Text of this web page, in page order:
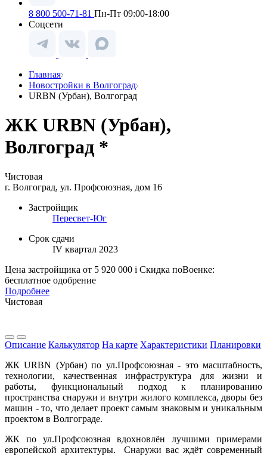
8 800 500-71-81 Пн-Пт 09:00-18:00
Соцсети
Главная
Новостройки в Волгоград
URBN (Урбан), Волгоград
ЖК URBN (Урбан),
Волгоград *
Чистовая
г. Волгоград, ул. Профсоюзная, дом 16
Застройщик
Пересвет-Юг
Срок сдачи
IV квартал 2023
Цена застройщика от 5 920 000 i Скидка поВоенке:
бесплатное одобрение
Подробнее
Чистовая
Описание Калькулятор На карте Характеристики Планировки
ЖК URBN (Урбан) по ул.Профсоюзная - это масштабность,
технологии, качественная инфраструктура для жизни и
работы, функциональный подход к планированию
пространства снаружи и внутри жилого комплекса, дворы без
машин - то, что делает проект самым знаковым и уникальным
проектом в Волгограде.
ЖК по ул.Профсоюзная вдохновлён лучшими примерами
европейской архитектуры. Снаружи вас ждёт современный